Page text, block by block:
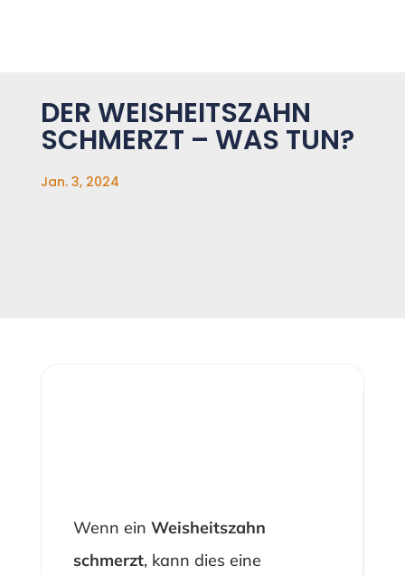
DER WEISHEITSZAHN
SCHMERZT – WAS TUN?
Jan. 3, 2024
Wenn einWeisheitszahn
schmerzt, kann dies eine